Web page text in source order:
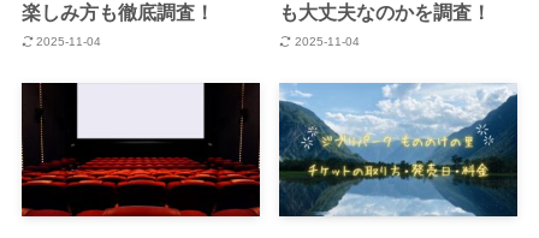
楽しみ方も徹底調査！
2025-11-04
も大丈夫なのかを調査！
2025-11-04